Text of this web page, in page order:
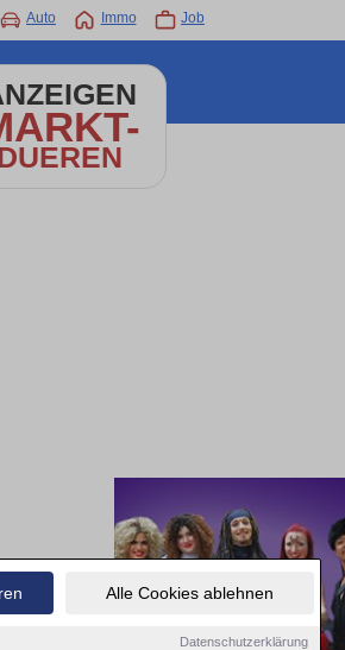
Alle Cookies ablehnen
Datenschutzerklärung
Auto Immo Job